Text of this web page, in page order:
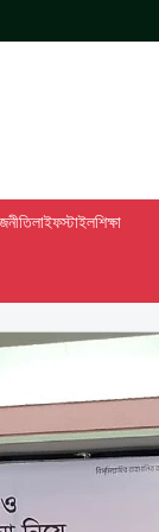
লাইফস্টাইলশিক্ষা